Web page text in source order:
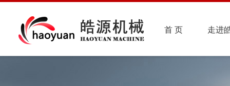
首 页 走进